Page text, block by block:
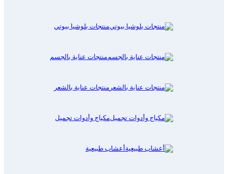
منتجات بلوشيا بيوتي
منتجات عناية بالجسم
منتجات عناية بالشعر
مكياج وأدوات تجميل
أعشاب طبيعية